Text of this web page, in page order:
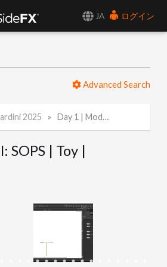
JA
ログイン
Advanced Search
2025 Day 1 | Model: SOPS | Toy | Animation
SOPS | Toy |